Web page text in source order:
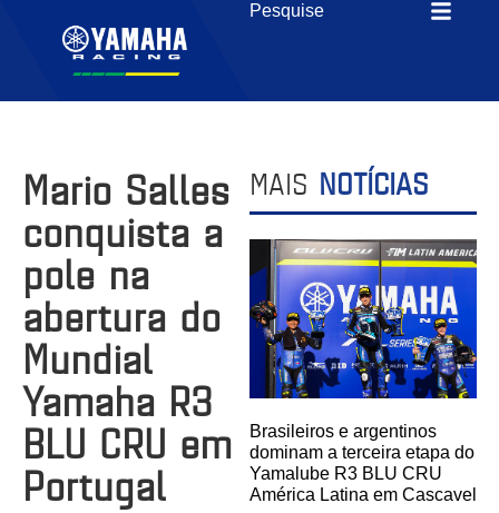
Mario Salles
conquista a
pole na
abertura do
Mundial
Yamaha R3
BLU CRU em
Portugal
MAIS NOTÍCIAS
Brasileiros e argentinos
dominam a terceira etapa do
Yamalube R3 BLU CRU
América Latina em Cascavel